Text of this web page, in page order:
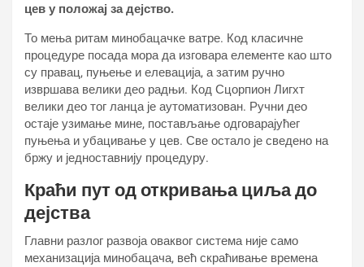
цев у положај за дејство.
То мења ритам минобацачке ватре. Код класичне
процедуре посада мора да изговара елементе као што
су правац, пуњење и елевација, а затим ручно
извршава велики део радњи. Код Сцорпион Лигхт
велики део тог ланца је аутоматизован. Ручни део
остаје узимање мине, постављање одговарајућег
пуњења и убацивање у цев. Све остало је сведено на
бржу и једноставнију процедуру.
Краћи пут од откривања циља до
дејства
Главни разлог развоја оваквог система није само
механизација минобацача, већ скраћивање времена